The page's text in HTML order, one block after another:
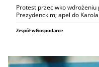
Protest przeciwko wdrożeniu
Prezydenckim; apel do
Zespół wGospodarce